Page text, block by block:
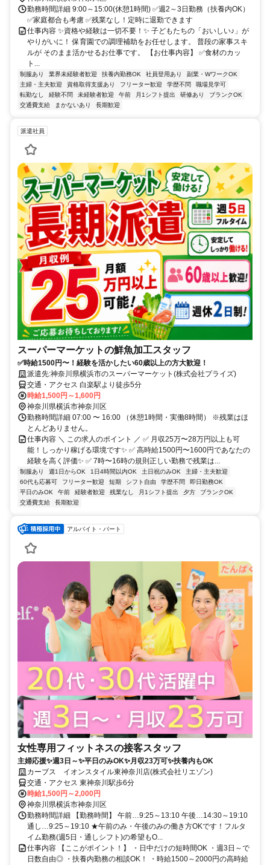
勤務時間詳細 9:00～15:00(休憩1時間) ✅週2～3日勤務（扶養内OK）
✅家庭都合も考慮 ✅残業なし！定時に退勤できます
仕事内容 ✨資格や経験は一切不要！✨ 子どもたちの「おいしい♪」が
やりがいに！ 保育園での調理補助をお任せします。 普段の家事スキ
ルが そのまま活かせるお仕事です。 【お仕事内容】 ✅食材のカッ
ト...
制服あり 業界未経験者歓迎 扶養内勤務OK 社員登用あり
副業・WワークOK
主婦・主夫歓迎
資格取得支援あり フリーター歓迎 学歴不問
職場見学可
転勤なし
経験不問 未経験者歓迎 午前 月1シフト提出 研修あり
ブランクOK
交通費支給
まかないあり 長期歓迎
派遣社員
スーパーマーケットの鮮魚加工スタッフ
✅時給1500円〜！経験を活かしたい60歳以上の方大歓迎！
派遣先:神奈川県横浜市のスーパーマーケット(株式会社プライズ)
交通・アクセス 白楽駅より徒歩5分
時給1,500円～1,600円
神奈川県横浜市神奈川区
勤務時間詳細 07:00 〜 16:00 （休憩1時間・実働8時間） ※残業はほ
とんどありません。
仕事内容 ＼ この求人のポイント ／ ✅ 月収25万〜28万円以上も可
能！しっかり稼げる環境です✨ ✅ 高時給1500円〜1600円であなたの
経験を高く評価✨ ✅ 7時〜16時の規則正しい勤務で残業は...
制服あり 週1日からOK 1日4時間以内OK 土日祝のみOK
主婦・主夫歓迎
60代も応募可
フリーター歓迎 短期 シフト自由 学歴不問
即日勤務OK
平日のみOK
午前 経験者歓迎 残業なし 月1シフト提出 夕方
ブランクOK
交通費支給
長期歓迎
アルバイト・パート
女性専用フィットネスの接客スタッフ
主婦応援✨週3日～✨平日のみOK✨月収23万可✨扶養内もOK
カーブス イオンスタイル東神奈川店(株式会社リエゾン)
交通・アクセス 東神奈川駅歩6分
時給1,500円～2,000円
神奈川県横浜市神奈川区
勤務時間詳細 【勤務時間】 午前…9:25～13:10 午後…14:30～19:10
通し…9:25～19:10 ★午前のみ・午後のみの働き方OKです！フルタ
イム勤務(週5日・通しシフト)の希望もO...
仕事内容 【ここがポイント！】 ・日中だけの短時間OK ・週3日～で
日数自由◎ ・扶養内勤務の相談OK！ ・時給1500～2000円の高時給